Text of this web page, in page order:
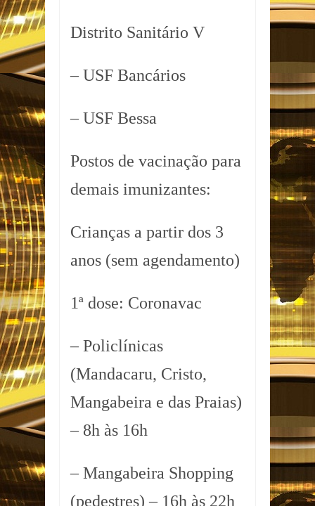
Distrito Sanitário V
– USF Bancários
– USF Bessa
Postos de vacinação para
demais imunizantes:
Crianças a partir dos 3
anos (sem agendamento)
1ª dose: Coronavac
– Policlínicas
(Mandacaru, Cristo,
Mangabeira e das Praias)
– 8h às 16h
– Mangabeira Shopping
(pedestres) – 16h às 22h